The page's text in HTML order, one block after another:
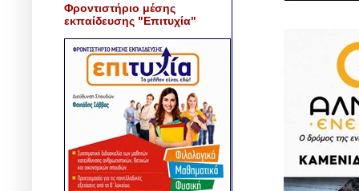
Φροντιστήριο μέσης
εκπαίδευσης "Επιτυχία"